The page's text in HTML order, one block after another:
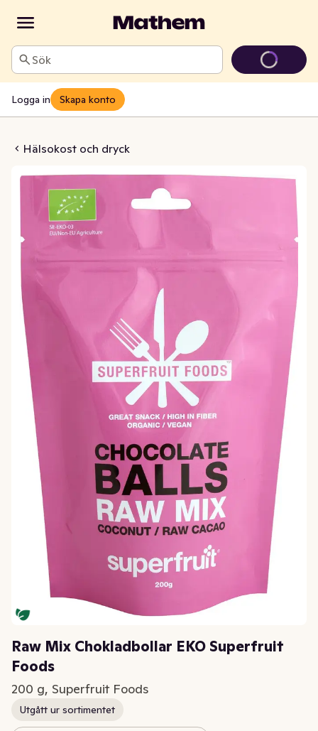
Sök
Logga in Skapa konto
Hälsokost och dryck
EKO Superfruit Foods
Raw Mix Chokladbollar EKO Superfruit
Foods
200 g, Superfruit Foods
Utgått ur sortimentet